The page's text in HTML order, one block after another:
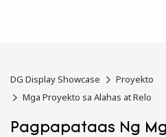
DG Display Showcase
Proyekto
Mga Proyekto sa Alahas at Relo
Pagpapataas Ng